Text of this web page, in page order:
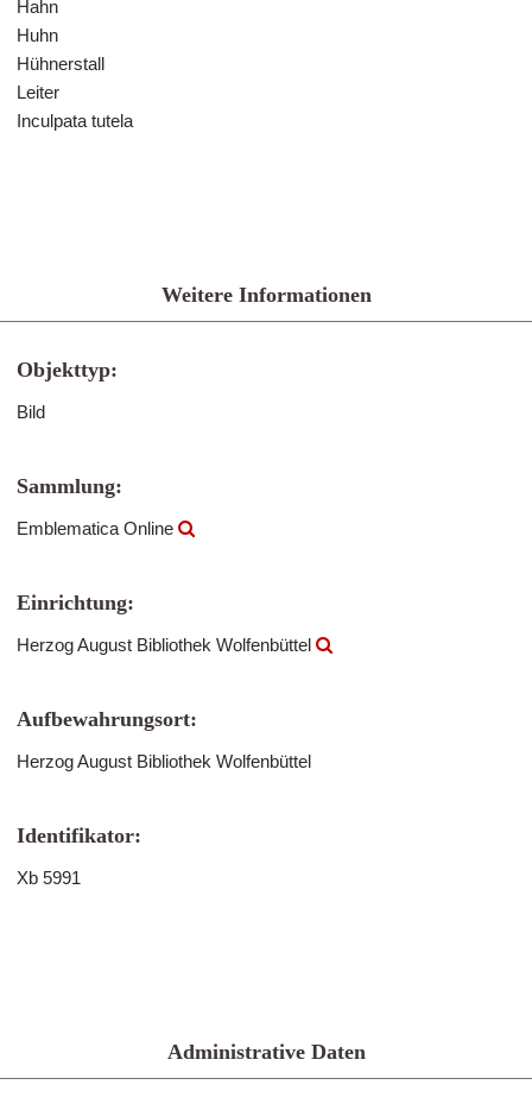
Hahn
Huhn
Hühnerstall
Leiter
Inculpata tutela
Weitere Informationen
Objekttyp:
Bild
Sammlung:
Emblematica Online
Einrichtung:
Herzog August Bibliothek Wolfenbüttel
Aufbewahrungsort:
Herzog August Bibliothek Wolfenbüttel
Identifikator:
Xb 5991
Administrative Daten